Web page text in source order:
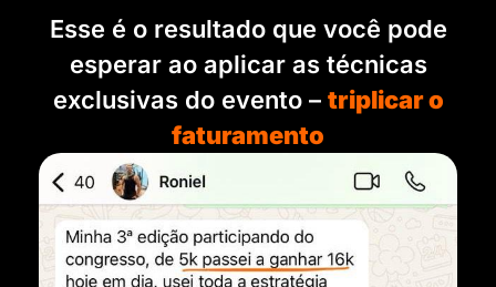
Esse é o resultado que você pode
esperar ao aplicar as técnicas
exclusivas do evento – triplicar o
faturamento